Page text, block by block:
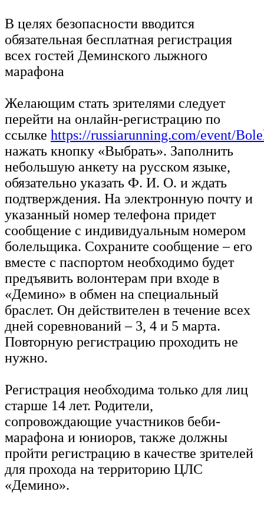
В целях безопасности вводится
обязательная бесплатная регистрация
всех гостей Деминского лыжного
марафона
Желающим стать зрителями следует
перейти на онлайн-регистрацию по
ссылке https://russiarunning.com/event/
нажать кнопку «Выбрать». Заполнить
небольшую анкету на русском языке,
обязательно указать Ф. И. О. и ждать
подтверждения. На электронную почту и
указанный номер телефона придет
сообщение с индивидуальным номером
болельщика. Сохраните сообщение – его
вместе с паспортом необходимо будет
предъявить волонтерам при входе в
«Демино» в обмен на специальный
браслет. Он действителен в течение всех
дней соревнований – 3, 4 и 5 марта.
Повторную регистрацию проходить не
нужно.
Регистрация необходима только для лиц
старше 14 лет. Родители,
сопровождающие участников беби-
марафона и юниоров, также должны
пройти регистрацию в качестве зрителей
для прохода на территорию ЦЛС
«Демино».